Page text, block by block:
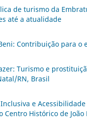
de turismo da
até a atualidade
Contribuição para o
Turismo e
RN, Brasil
e
Centro Histórico de João